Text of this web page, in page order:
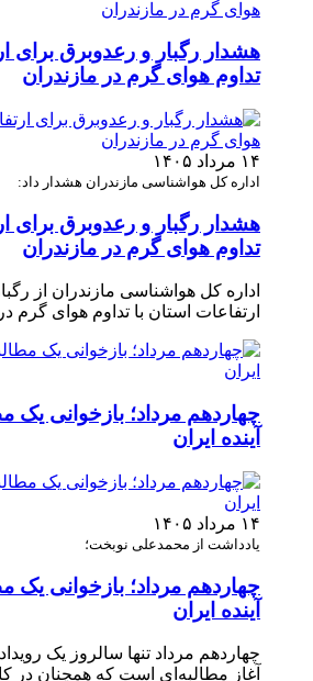
هشدار رگبار و رعدوبرق برای
تداوم هوای گرم در مازندران
۱۴ مرداد ۱۴۰۵
اداره کل هواشناسی مازندران هشدار داد:
هشدار رگبار و رعدوبرق برای
تداوم هوای گرم در مازندران
اداره کل هواشناسی مازندران از
ارتفاعات استان با تداوم هوای گرم
چهاردهم مرداد؛ بازخوانی یک
آینده ایران
۱۴ مرداد ۱۴۰۵
یادداشت از محمدعلی نوبخت؛
چهاردهم مرداد؛ بازخوانی یک
آینده ایران
چهاردهم مرداد تنها سالروز یک
آغاز مطالبه‌ای است که همچنان در